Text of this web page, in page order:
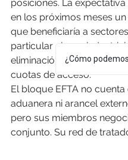
posiciones. La
en los próximos meses
que beneficiaría a
particular el
eliminación de aranceles
cuotas de acceso.
El bloque EFTA no
aduanera ni arancel
pero sus miembros
conjunto. Su red de
¿Cómo